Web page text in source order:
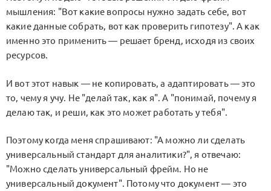
мышления: "Вот какие вопросы нужно задать себе, вот
какие данные собрать, вот как проверить гипотезу". А как
именно это применить — решает бренд, исходя из своих
ресурсов.
И вот этот навык — не копировать, а адаптировать — это
то, чему я учу. Не "делай так, как я". А "понимай, почему я
делаю так, и реши, как это может работать у тебя".
Поэтому когда меня спрашивают: "А можно ли сделать
универсальный стандарт для аналитики?", я отвечаю:
"Можно сделать универсальный фрейм. Но не
универсальный документ". Потому что документ — это